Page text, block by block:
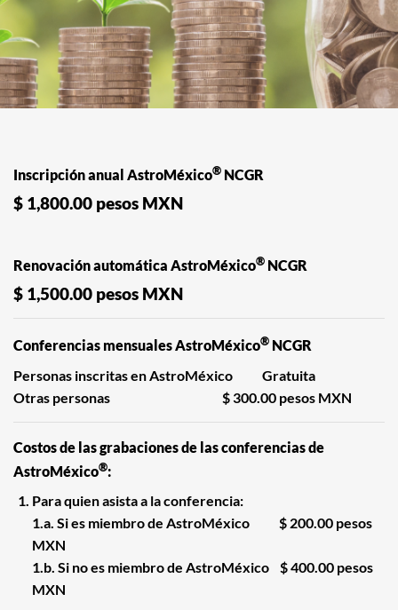
Inscripción anual AstroMéxico® NCGR
$ 1,800.00 pesos MXN
Renovación automática AstroMéxico® NCGR
$ 1,500.00 pesos MXN
Conferencias mensuales AstroMéxico® NCGR
Personas inscritas en AstroMéxico Gratuita
Otras personas $ 300.00 pesos MXN
Costos de las grabaciones de las conferencias de
AstroMéxico®:
Para quien asista a la conferencia:
1.a. Si es miembro de AstroMéxico $ 200.00 pesos
MXN
1.b. Si no es miembro de AstroMéxico $ 400.00 pesos
MXN